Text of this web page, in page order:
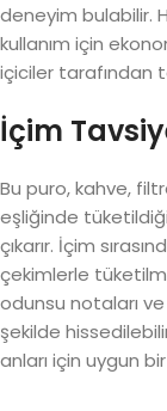
deneyim bulabilir.
kullanım için
içiciler tarafından
İçim
Bu puro, kahve,
eşliğinde
çıkarır. İçim
çekimlerle
odunsu notaları
şekilde
anları için uygun